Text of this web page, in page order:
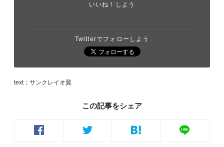
いいね！しよう
Twitterでフォローしよう
text：サンクレイオ翼
この記事をシェア